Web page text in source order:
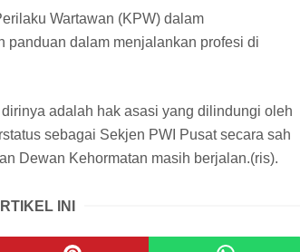
Wartawan (KPW) dalam
panduan dalam menjalankan profesi di
adalah hak asasi yang dilindungi oleh
sebagai Sekjen PWI Pusat secara sah
Dewan Kehormatan masih berjalan.(ris).
INI